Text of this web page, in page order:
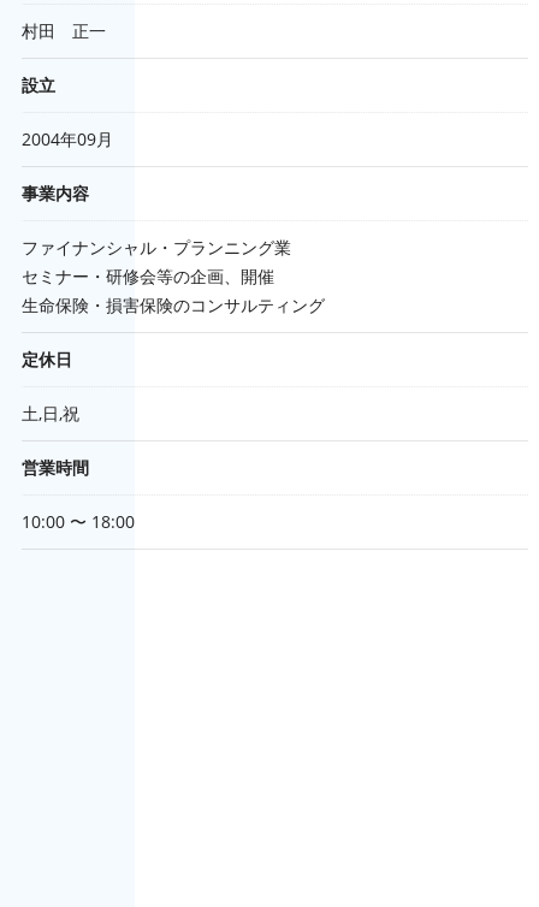
村田 正一
設立
2004年09月
事業内容
ファイナンシャル・プランニング業
セミナー・研修会等の企画、開催
生命保険・損害保険のコンサルティング
定休日
土,日,祝
営業時間
10:00 〜 18:00